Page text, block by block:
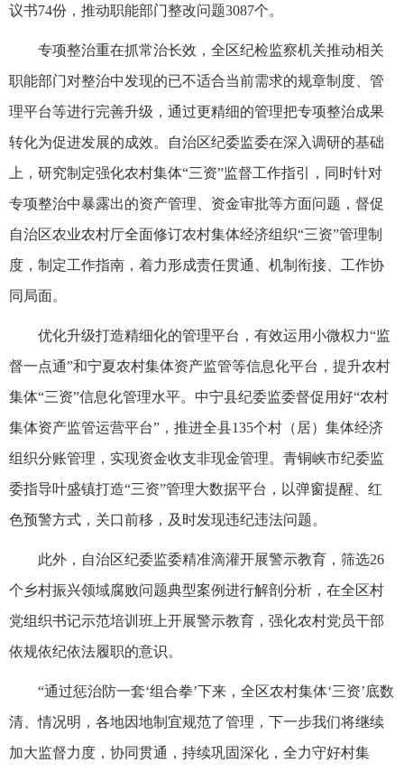
议书74份，推动职能部门整改问题3087个。
专项整治重在抓常治长效，全区纪检监察机关推动相关
职能部门对整治中发现的已不适合当前需求的规章制度、管
理平台等进行完善升级，通过更精细的管理把专项整治成果
转化为促进发展的成效。自治区纪委监委在深入调研的基础
上，研究制定强化农村集体“三资”监督工作指引，同时针对
专项整治中暴露出的资产管理、资金审批等方面问题，督促
自治区农业农村厅全面修订农村集体经济组织“三资”管理制
度，制定工作指南，着力形成责任贯通、机制衔接、工作协
同局面。
优化升级打造精细化的管理平台，有效运用小微权力“监
督一点通”和宁夏农村集体资产监管等信息化平台，提升农村
集体“三资”信息化管理水平。中宁县纪委监委督促用好“农村
集体资产监管运营平台”，推进全县135个村（居）集体经济
组织分账管理，实现资金收支非现金管理。青铜峡市纪委监
委指导叶盛镇打造“三资”管理大数据平台，以弹窗提醒、红
色预警方式，关口前移，及时发现违纪违法问题。
此外，自治区纪委监委精准滴灌开展警示教育，筛选26
个乡村振兴领域腐败问题典型案例进行解剖分析，在全区村
党组织书记示范培训班上开展警示教育，强化农村党员干部
依规依纪依法履职的意识。
“通过惩治防一套‘组合拳’下来，全区农村集体‘三资’底数
清、情况明，各地因地制宜规范了管理，下一步我们将继续
加大监督力度，协同贯通，持续巩固深化，全力守好村集